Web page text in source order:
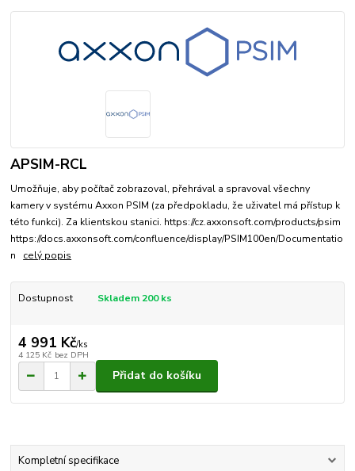
APSIM-RCL
Umožňuje, aby počítač zobrazoval, přehrával a spravoval všechny
kamery v systému Axxon PSIM (za předpokladu, že uživatel má přístup k
této funkci). Za klientskou stanici. https://cz.axxonsoft.com/products/psim
https://docs.axxonsoft.com/confluence/display/PSIM100en/Documentatio
n celý popis
Dostupnost Skladem 200 ks
4 991 Kč/ks
4 125 Kč bez DPH
Přidat do košíku
Kompletní specifikace